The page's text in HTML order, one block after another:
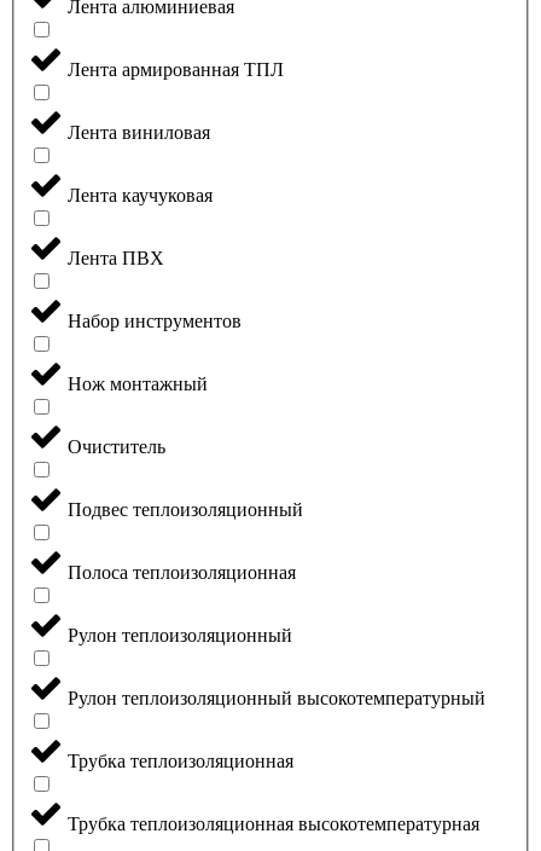
Лента алюминиевая
Лента армированная ТПЛ
Лента виниловая
Лента каучуковая
Лента ПВХ
Набор инструментов
Нож монтажный
Очиститель
Подвес теплоизоляционный
Полоса теплоизоляционная
Рулон теплоизоляционный
Рулон теплоизоляционный высокотемпературный
Трубка теплоизоляционная
Трубка теплоизоляционная высокотемпературная